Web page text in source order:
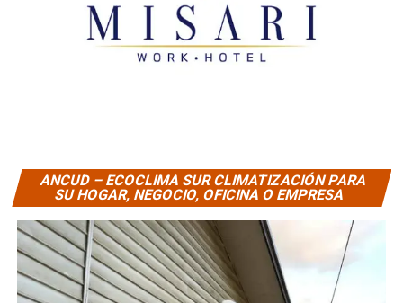
ANCUD – ECOCLIMA SUR CLIMATIZACIÓN PARA
SU HOGAR, NEGOCIO, OFICINA O EMPRESA